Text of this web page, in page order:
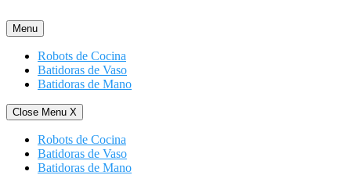
al
contenido
Menu
Robots de Cocina
Batidoras de Vaso
Batidoras de Mano
Close Menu X
Robots de Cocina
Batidoras de Vaso
Batidoras de Mano